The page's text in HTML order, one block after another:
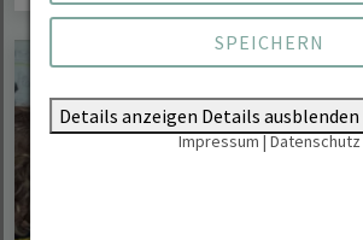
SPEICHERN
Details anzeigen Details ausblenden
Impressum|Datenschutz